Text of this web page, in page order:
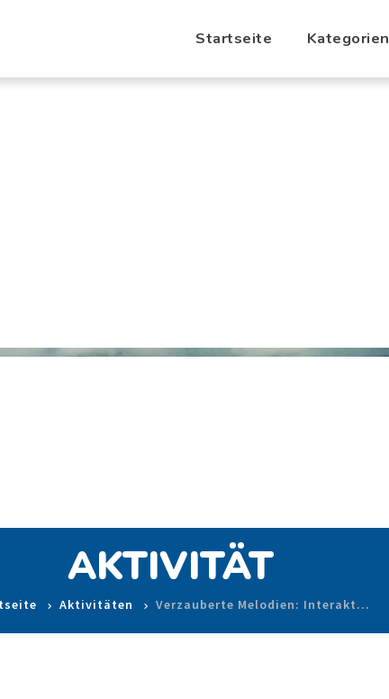
Startseite Kategorien
AKTIVITÄT
Aktivitäten Verzauberte Melodien: Interakt…